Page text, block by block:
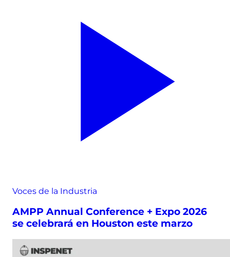
Voces de la Industria
AMPP Annual Conference + Expo 2026
se celebrará en Houston este marzo